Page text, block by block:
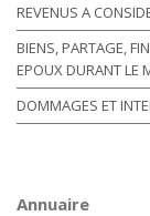
REVENUS A
BIENS, PARTAGE,
EPOUX DURANT LE
DOMMAGES ET
Annuaire